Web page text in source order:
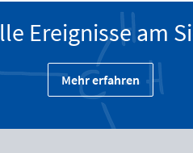
Ereignisse am
Mehr erfahren